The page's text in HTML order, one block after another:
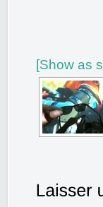
[Show as